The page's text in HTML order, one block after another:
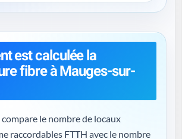
est calculée la
fibre à Mauges-sur-
le nombre de locaux
FTTH avec le nombre